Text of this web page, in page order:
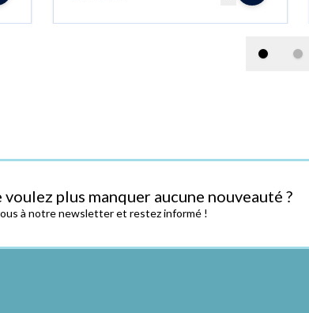
voulez plus manquer aucune nouveauté ?
à notre newsletter et restez informé !